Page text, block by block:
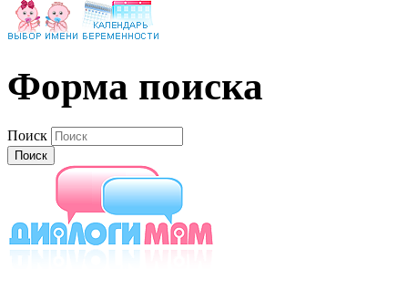
Форма поиска
Поиск